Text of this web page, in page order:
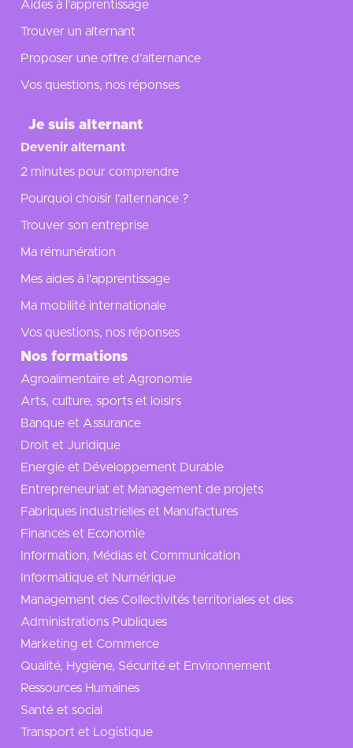
Aides à l’apprentissage
Trouver un alternant
Proposer une offre d’alternance
Vos questions, nos réponses
Je suis alternant
Devenir alternant
2 minutes pour comprendre
Pourquoi choisir l’alternance ?
Trouver son entreprise
Ma rémunération
Mes aides à l'apprentissage
Ma mobilité internationale
Vos questions, nos réponses
Nos formations
Agroalimentaire et Agronomie
Arts, culture, sports et loisirs
Banque et Assurance
Droit et Juridique
Energie et Développement Durable
Entrepreneuriat et Management de projets
Fabriques industrielles et Manufactures
Finances et Economie
Information, Médias et Communication
Informatique et Numérique
Management des Collectivités territoriales et des
Administrations Publiques
Marketing et Commerce
Qualité, Hygiène, Sécurité et Environnement
Ressources Humaines
Santé et social
Transport et Logistique